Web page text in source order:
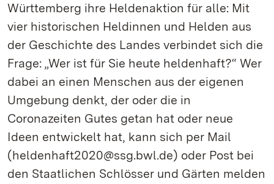
Württemberg ihre Heldenaktion für alle: Mit
vier historischen Heldinnen und Helden aus
der Geschichte des Landes verbindet sich die
Frage: „Wer ist für Sie heute heldenhaft?“ Wer
dabei an einen Menschen aus der eigenen
Umgebung denkt, der oder die in
Coronazeiten Gutes getan hat oder neue
Ideen entwickelt hat, kann sich per Mail
(heldenhaft2020@ssg.bwl.de) oder Post bei
den Staatlichen Schlösser und Gärten melden